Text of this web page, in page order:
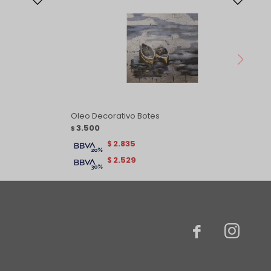
Oleo Decorativo Botes
$ 3.500
$ 2.529
$ 2.835
 